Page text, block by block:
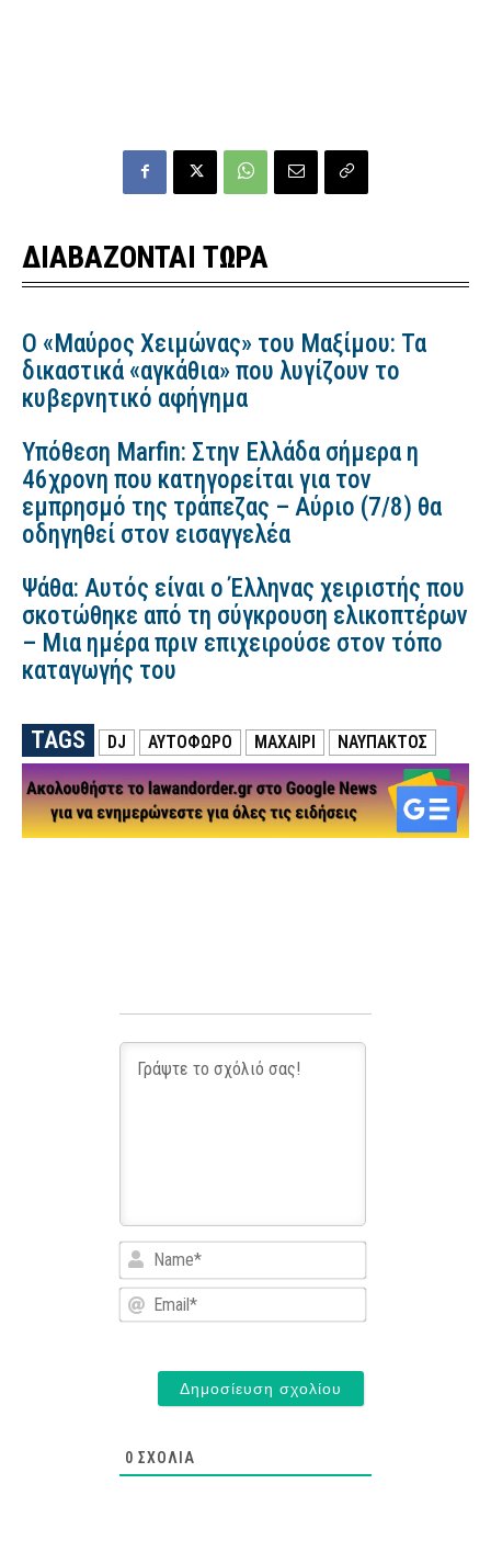
ΔΙΑΒΑΖΟΝΤΑΙ ΤΩΡΑ
Ο «Μαύρος Χειμώνας» του Μαξίμου: Τα
δικαστικά «αγκάθια» που λυγίζουν το
κυβερνητικό αφήγημα
Υπόθεση Marfin: Στην Ελλάδα σήμερα η
46χρονη που κατηγορείται για τον
εμπρησμό της τράπεζας – Αύριο (7/8) θα
οδηγηθεί στον εισαγγελέα
Ψάθα: Αυτός είναι ο Έλληνας χειριστής που
σκοτώθηκε από τη σύγκρουση ελικοπτέρων
– Μια ημέρα πριν επιχειρούσε στον τόπο
καταγωγής του
TAGS DJ ΑΥΤΟΦΩΡΟ ΜΑΧΑΙΡΙ ΝΑΥΠΑΚΤΟΣ
Name*
Email*
0 ΣΧΌΛΙΑ